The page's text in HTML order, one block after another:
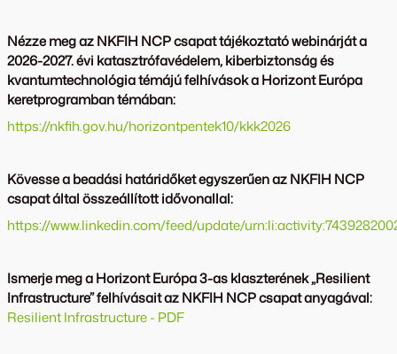
Nézze meg az NKFIH NCP csapat tájékoztató webinárját a
2026-2027. évi katasztrófavédelem, kiberbiztonság és
kvantumtechnológia témájú felhívások a Horizont Európa
keretprogramban témában:
https://nkfih.gov.hu/horizontpentek10/kkk2026
Kövesse a beadási határidőket egyszerűen az NKFIH NCP
csapat által összeállított idővonallal:
https://www.linkedin.com/feed/update/
Ismerje meg a Horizont Európa 3-as klaszterének „Resilient
Infrastructure” felhívásait az NKFIH NCP csapat anyagával:
Resilient Infrastructure - PDF